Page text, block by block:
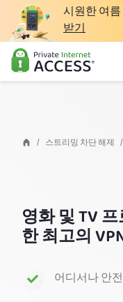
시원한 여
받기
VPN이란 무엇인가요
왜 PIA인가요
VPN 기능
블로그
지원
로그인
스트리밍 차단 해제
영화 및 TV
한 최고의
어디서나 안